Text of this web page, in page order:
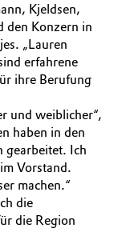
Kjeldsen,
den Konzern in
„Lauren
erfahrene
ihre Berufung
und weiblicher“,
haben in den
gearbeitet. Ich
Vorstand.
machen.“
die
die Region